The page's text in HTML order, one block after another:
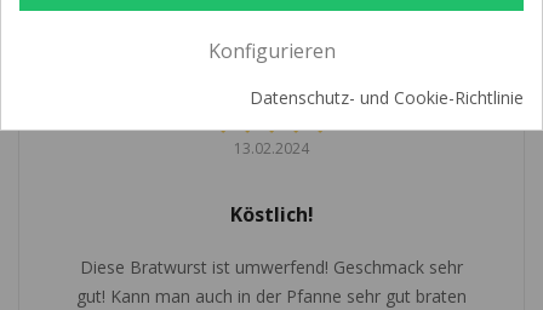
Verifizierter Kauf
13.02.2024
Köstlich!
Diese Bratwurst ist umwerfend! Geschmack sehr
gut! Kann man auch in der Pfanne sehr gut braten
Konfigurieren
Datenschutz- und Cookie-Richtlinie